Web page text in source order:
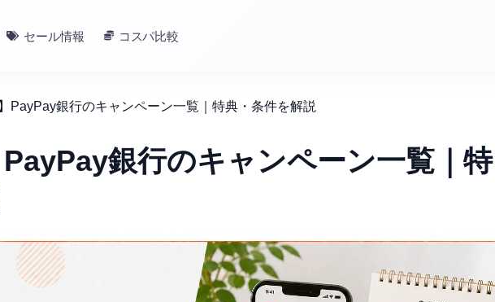
セール情報 コスパ比較
PayPay銀行のキャンペーン一覧｜特典・条件を解説
PayPay銀行のキャンペーン一覧｜特